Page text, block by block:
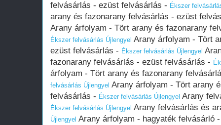
felvásárlás - ezüst felvásárlás - Ékszer
arany és fazonarany felvásárlás - ezüst
Arany árfolyam - Tört arany és fazonarany
Ékszer felvásárlás Újlengyel Arany árfolyam - Tört
ezüst felvásárlás - Ékszer felvásárlás Újlengyel
fazonarany felvásárlás - ezüst felvásárlás -
árfolyam - Tört arany és fazonarany
felvásárlás Újlengyel Arany árfolyam - Tört arany
felvásárlás - Ékszer felvásárlás Újlengyel Arany
Ékszer felvásárlás Újlengyel Arany felvásárlás és
Újlengyel Arany árfolyam - hagyaték felvásárló